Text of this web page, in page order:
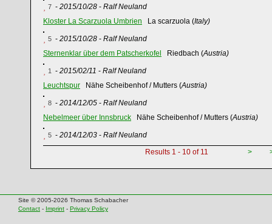
7 - 2015/10/28 - Ralf Neuland
Kloster La Scarzuola Umbrien La scarzuola (Italy)
5 - 2015/10/28 - Ralf Neuland
Sternenklar über dem Patscherkofel
Riedbach (Austria)
1 - 2015/02/11 - Ralf Neuland
Leuchtspur Nähe Scheibenhof / Mutters (Austria)
8 - 2014/12/05 - Ralf Neuland
Nebelmeer über Innsbruck Nähe Scheibenhof / Mutters (Austria)
5 - 2014/12/03 - Ralf Neuland
Results 1 - 10 of 11
>
Site © 2005-2026 Thomas Schabacher
Contact - Imprint - Privacy Policy